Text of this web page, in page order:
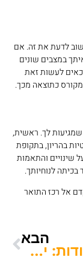
לדעת את זה. אם
במצבים שונים
לעשות זאת
כתוצאה מכך.
שמגיעות לך. ראשית,
בהריון, בתקופת
שינויים והתאמות
לנוחיותך.
אל רכז התואר
הבא
ארזו מזוודות: יתרונות ללימודים בחו"ל לבעלי אזרחות פורטוגלית